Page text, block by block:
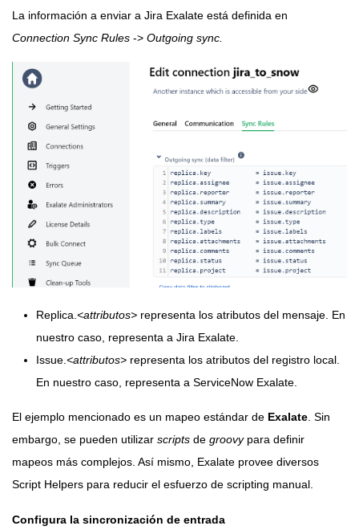
La información a enviar a Jira Exalate está definida en
Connection Sync Rules -> Outgoing sync.
Replica. <attributos> representa los atributos del mensaje. En
nuestro caso, representa a Jira Exalate.
Issue. <attributos> representa los atributos del registro local.
En nuestro caso, representa a ServiceNow Exalate.
El ejemplo mencionado es un mapeo estándar de Exalate . Sin
embargo, se pueden utilizar scripts de groovy para definir
mapeos más complejos. Así mismo, Exalate provee diversos
Script Helpers para reducir el esfuerzo de scripting manual.
Configura la sincronización de entrada